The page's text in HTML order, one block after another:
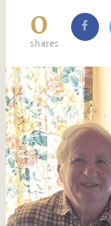
0
shares